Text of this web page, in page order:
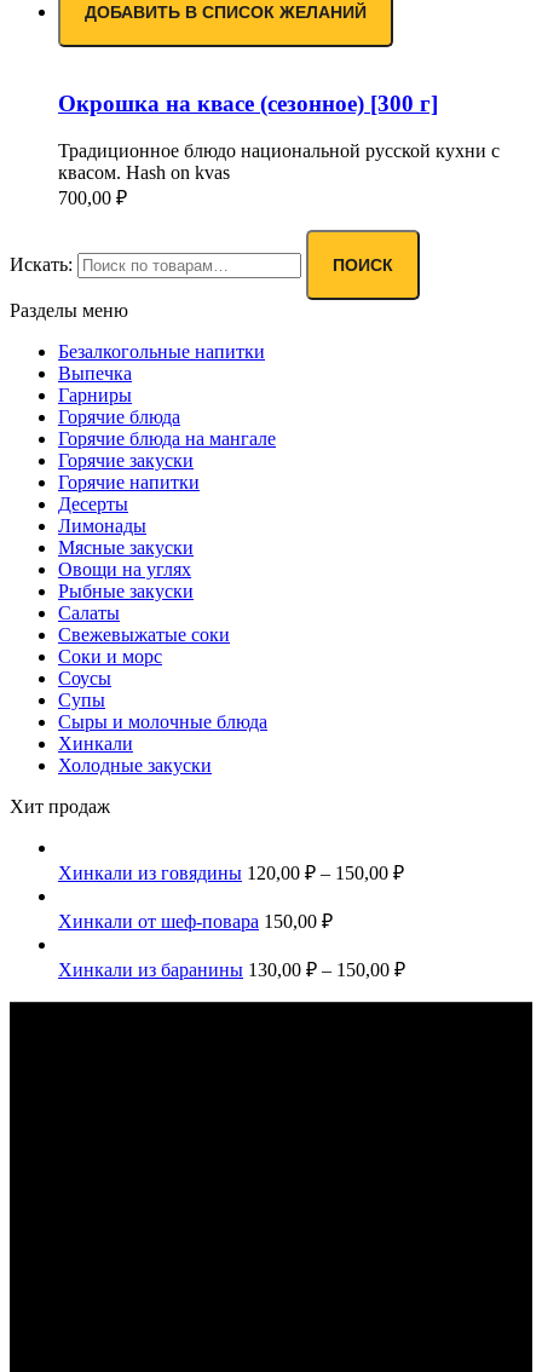
ДОБАВИТЬ В СПИСОК ЖЕЛАНИЙ
Окрошка на квасе (сезонное) [300 г]
Традиционное блюдо национальной русской кухни с
квасом. Hash on kvas
700,00 ₽
Искать: ПОИСК
Разделы меню
Безалкогольные напитки
Выпечка
Гарниры
Горячие блюда
Горячие блюда на мангале
Горячие закуски
Горячие напитки
Десерты
Лимонады
Мясные закуски
Овощи на углях
Рыбные закуски
Салаты
Свежевыжатые соки
Соки и морс
Соусы
Супы
Сыры и молочные блюда
Хинкали
Холодные закуски
Хит продаж
Хинкали из говядины 120,00 ₽ – 150,00 ₽
Хинкали от шеф-повара 150,00 ₽
Хинкали из баранины 130,00 ₽ – 150,00 ₽